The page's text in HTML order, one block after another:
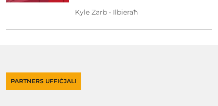
Kyle Zarb • Ilbieraħ
PARTNERS UFFIĊJALI